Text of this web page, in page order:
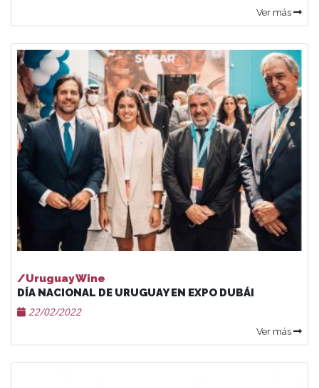
Ver más
/Uruguay Wine
DÍA NACIONAL DE URUGUAY EN EXPO DUBÁI
22/02/2022
Ver más